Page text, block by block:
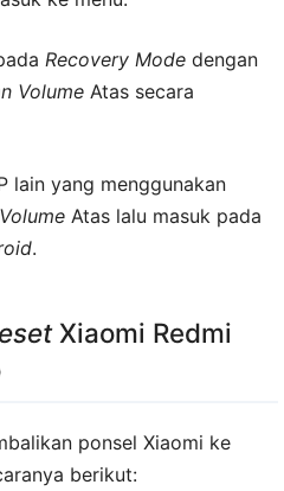
Recovery Mode dengan
Volume Atas secara
lain yang menggunakan
Atas lalu masuk pada
.
Xiaomi Redmi
ponsel Xiaomi ke
berikut: